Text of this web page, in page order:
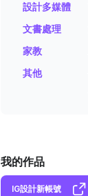
設計多媒體
文書處理
家教
其他
我的作品
IG設計新帳號